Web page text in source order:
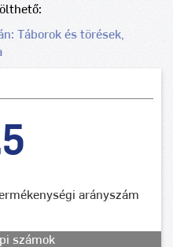
Táborok és törések,
arányszám
számok